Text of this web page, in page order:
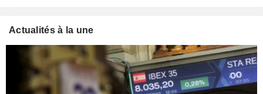
Actualités à la une